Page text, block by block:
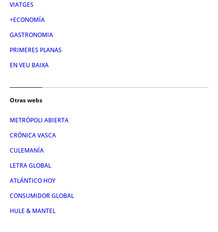
VIATGES
+ECONOMÍA
GASTRONOMIA
PRIMERES PLANAS
EN VEU BAIXA
Otras webs
METRÓPOLI ABIERTA
CRÓNICA VASCA
CULEMANÍA
LETRA GLOBAL
ATLÁNTICO HOY
CONSUMIDOR GLOBAL
HULE & MANTEL